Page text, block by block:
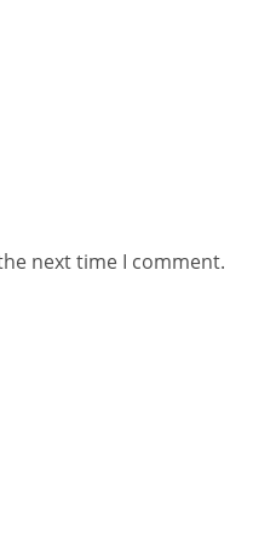
next time I comment.